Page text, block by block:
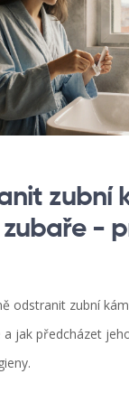
zubní
zubaře -
odstranit zubní
a jak předcházet